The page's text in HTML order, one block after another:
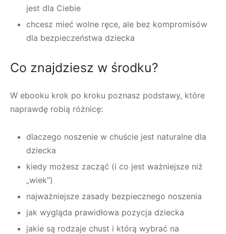
jest dla Ciebie
chcesz mieć wolne ręce, ale bez kompromisów
dla bezpieczeństwa dziecka
Co znajdziesz w środku?
W ebooku krok po kroku poznasz podstawy, które
naprawdę robią różnicę:
dlaczego noszenie w chuście jest naturalne dla
dziecka
kiedy możesz zacząć (i co jest ważniejsze niż
„wiek”)
najważniejsze zasady bezpiecznego noszenia
jak wygląda prawidłowa pozycja dziecka
jakie są rodzaje chust i którą wybrać na